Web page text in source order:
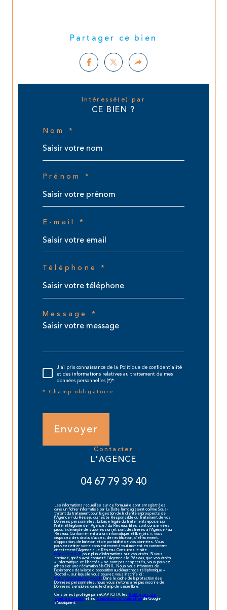
Partager ce bien
Intéressé(e) par
CE BIEN ?
Nom *
Prénom *
E-mail *
Téléphone *
Message *
J'ai pris connaissance de la Politique de confidentialité
et des informations relatives au traitement de mes
données personnelles (*)*
* Champ obligatoire
Envoyer
contacter
L'AGENCE
04 67 79 39 40
Les informations recueillies sur ce formulaire sont enregistrées
dans un fichier informatisé par La Boite Immo agissant comme Sous-
traitant du traitement pour la gestion de la clientèle/prospects de
l'Agence / du Réseau qui reste Responsable du Traitement de vos
Données personnelles. La base légale du traitement repose sur
l'intérêt légitime de l'Agence / du Réseau. Elles sont conservées
jusqu'à demande de suppression et sont destinées à l'Agence / au
Réseau. Conformément à la loi « informatique et libertés », vous
disposez des droits d’accès, de rectification, d’effacement,
d’opposition, de limitation et de portabilité de vos données. Vous
pouvez retirer votre consentement à tout moment en contactant
directement l’Agence / Le Réseau. Consultez le site
https://cnil.fr/frpour plus d’informations sur vos droits. Si vous
estimez, après avoir contacté l'Agence / le Réseau, que vos droits
« Informatique et Libertés » ne sont pas respectés, vous pouvez
adresser une réclamation à la CNIL. Nous vous informons de
l’existence de la liste d'opposition au démarchage téléphonique «
Bloctel », sur laquelle vous pouvez vous inscrire ici :
https://www.bloctel.gouv.fr. Dans le cadre de la protection des
Données personnelles, nous vous invitons à ne pas inscrire de
Données sensibles dans le champ de saisie libre.
Ce site est protégé par reCAPTCHA, les Politiques de
Confidentialité et es Conditions d'utilisationde Google
s'appliquent.